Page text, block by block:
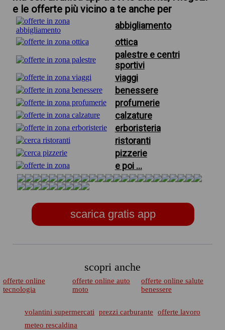
e le offerte più vicino a te anche per
abbigliamento
ottica
palestre e centri
sportivi
viaggi
benessere
profumerie
calzature
erboristeria
ristoranti
pizzerie
e poi ...
scarica gratis app
scopri anche
offerte online
tecnologia
offerte online auto
moto
offerte online salute
benessere
volantini supermercati prezzi carburante
offerte lavoro
meteo rescaldina